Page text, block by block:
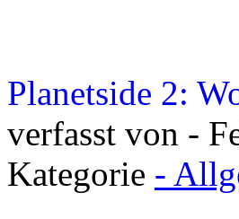
Planetside 2:
verfasst von -
Kategorie -